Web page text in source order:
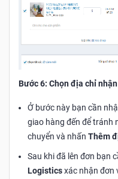
Bước 6: Chọn địa chỉ
Ở bước này bạn cần
giao hàng đến để tránh
chuyển và nhấn Thêm
Sau khi đã lên đơn bạn
Logisticsxác nhận đơn